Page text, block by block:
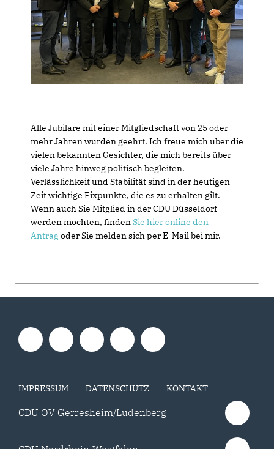
Alle Jubilare mit einer Mitgliedschaft von 25 oder
mehr Jahren wurden geehrt. Ich freue mich über die
vielen bekannten Gesichter, die mich bereits über
viele Jahre hinweg politisch begleiten.
Verlässlichkeit und Stabilität sind in der heutigen
Zeit wichtige Fixpunkte, die es zu erhalten gilt.
Wenn auch Sie Mitglied in der CDU Düsseldorf
werden möchten, findenSie hier online den
Antragoder Sie melden sich per E-Mail bei mir.
IMPRESSUM DATENSCHUTZ KONTAKT
CDU OV Gerresheim/Ludenberg